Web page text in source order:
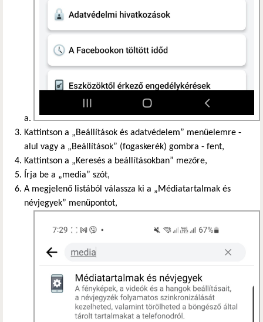
Kattintson a „Beállítások és adatvédelem” menüelemre -
alul vagy a „Beállítások” (fogaskerék) gombra - fent,
Kattintson a „Keresés a beállításokban” mezőre,
Írja be a „media” szót,
A megjelenő listából válassza ki a „Médiatartalmak és
névjegyek” menüpontot,